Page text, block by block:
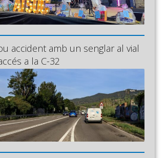
accident amb un senglar al vial
a la C-32